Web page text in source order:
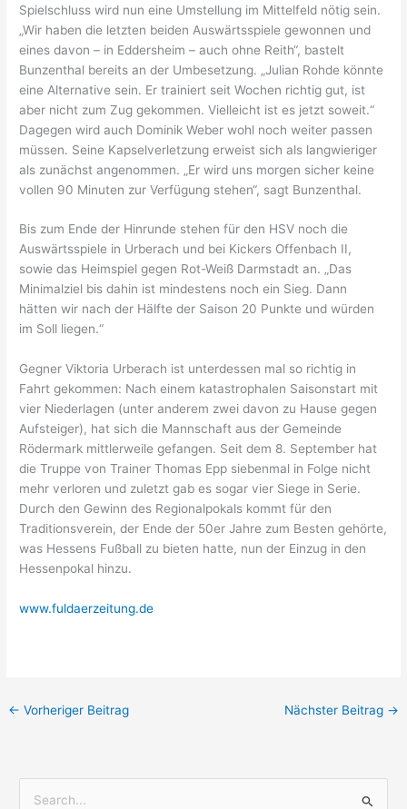
Spielschluss wird nun eine Umstellung im Mittelfeld nötig sein.
„Wir haben die letzten beiden Auswärtsspiele gewonnen und
eines davon – in Eddersheim – auch ohne Reith“, bastelt
Bunzenthal bereits an der Umbesetzung. „Julian Rohde könnte
eine Alternative sein. Er trainiert seit Wochen richtig gut, ist
aber nicht zum Zug gekommen. Vielleicht ist es jetzt soweit.“
Dagegen wird auch Dominik Weber wohl noch weiter passen
müssen. Seine Kapselverletzung erweist sich als langwieriger
als zunächst angenommen. „Er wird uns morgen sicher keine
vollen 90 Minuten zur Verfügung stehen“, sagt Bunzenthal.
Bis zum Ende der Hinrunde stehen für den HSV noch die
Auswärtsspiele in Urberach und bei Kickers Offenbach II,
sowie das Heimspiel gegen Rot-Weiß Darmstadt an. „Das
Minimalziel bis dahin ist mindestens noch ein Sieg. Dann
hätten wir nach der Hälfte der Saison 20 Punkte und würden
im Soll liegen.“
Gegner Viktoria Urberach ist unterdessen mal so richtig in
Fahrt gekommen: Nach einem katastrophalen Saisonstart mit
vier Niederlagen (unter anderem zwei davon zu Hause gegen
Aufsteiger), hat sich die Mannschaft aus der Gemeinde
Rödermark mittlerweile gefangen. Seit dem 8. September hat
die Truppe von Trainer Thomas Epp siebenmal in Folge nicht
mehr verloren und zuletzt gab es sogar vier Siege in Serie.
Durch den Gewinn des Regionalpokals kommt für den
Traditionsverein, der Ende der 50er Jahre zum Besten gehörte,
was Hessens Fußball zu bieten hatte, nun der Einzug in den
Hessenpokal hinzu.
www.fuldaerzeitung.de
← Vorheriger Beitrag Nächster Beitrag →